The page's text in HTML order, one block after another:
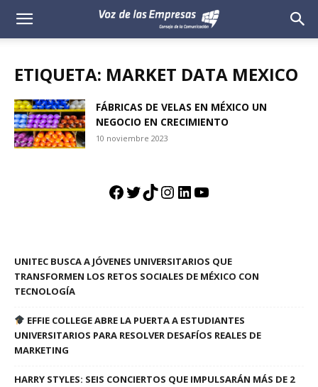
Voz
Empresas
ETIQUETA: MARKET DATA MEXICO
FÁBRICAS DE VELAS EN MÉXICO UN
NEGOCIO EN CRECIMIENTO
10 noviembre 2023
Facebook
Twitter
TikTok
Instagram
LinkedIn
YouTube
UNITEC BUSCA A JÓVENES UNIVERSITARIOS QUE
TRANSFORMEN LOS RETOS SOCIALES DE MÉXICO CON
TECNOLOGÍA
EFFIE COLLEGE ABRE LA PUERTA A ESTUDIANTES
UNIVERSITARIOS PARA RESOLVER DESAFÍOS REALES DE
MARKETING
HARRY STYLES: SEIS CONCIERTOS QUE IMPULSARÁN MÁS DE 2